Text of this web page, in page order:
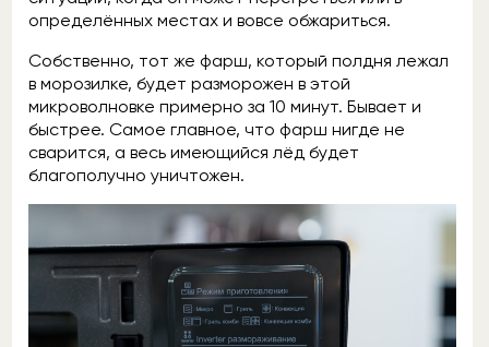
определённых местах и вовсе обжариться.
Собственно, тот же фарш, который полдня лежал
в морозилке, будет разморожен в этой
микроволновке примерно за 10 минут. Бывает и
быстрее. Самое главное, что фарш нигде не
сварится, а весь имеющийся лёд будет
благополучно уничтожен.